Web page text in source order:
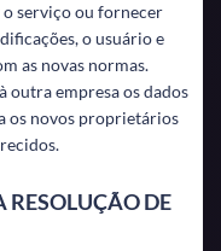
serviço ou fornecer
o usuário e
as novas normas.
outra empresa os dados
os novos proprietários
RESOLUÇÃO DE